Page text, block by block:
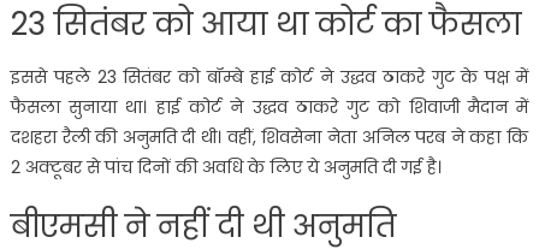
23 सितंबर को आया था कोर्ट का फैसला
इससे पहले 23 सितंबर को बॉम्बे हाई कोर्ट ने उद्धव ठाकरे गुट के पक्ष में
फैसला सुनाया था। हाई कोर्ट ने उद्धव ठाकरे गुट को शिवाजी मैदान में
दशहरा रैली की अनुमति दी थी। वहीं, शिवसेना नेता अनिल परब ने कहा कि
2 अक्टूबर से पांच दिनों की अवधि के लिए ये अनुमति दी गई है।
बीएमसी ने नहीं दी थी अनुमति